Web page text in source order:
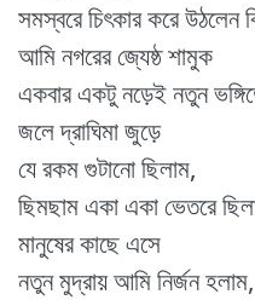
সমস্বরে চিৎকার করে
আমি নগরের জ্যেষ্ঠ শামুক
একবার একটু নড়েই নতুন
জলে দ্রাঘিমা জুড়ে
যে রকম গুটানো ছিলাম,
ছিমছাম একা একা ভেতরে
মানুষের কাছে এসে
নতুন মুদ্রায় আমি নির্জন হলাম,